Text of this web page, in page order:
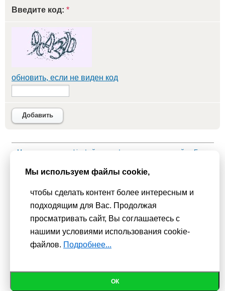
Введите код: *
обновить, если не виден код
Добавить
Мы используем cookie-файлы
для функционирования сайта. Если
При использовании материалов активная гиперссылка на
Сhudesenka.ru обязательна. © 2010 - 2026
Копирование мастер-классов без согласования с
администрацией сайта запрещено
Мы используем файлы cookie,
чтобы сделать контент более интересным и
подходящим для Вас. Продолжая
просматривать сайт, Вы соглашаетесь с
нашими условиями использования cookie-
файлов. Подробнее...
ОК